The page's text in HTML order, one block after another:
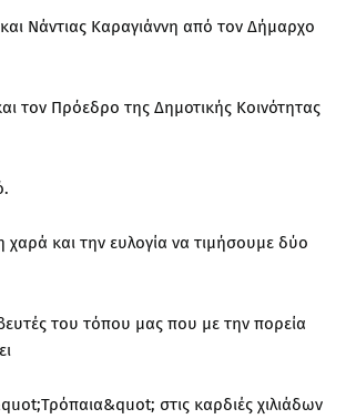
Νάντιας Καραγιάννη από τον Δήμαρχο
τον Πρόεδρο της Δημοτικής Κοινότητας
και την ευλογία να τιμήσουμε δύο
του τόπου μας που με την πορεία
στις καρδιές χιλιάδων